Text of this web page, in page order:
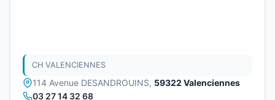
CH VALENCIENNES
114 Avenue DESANDROUINS, 59322 Valenciennes
03 27 14 32 68